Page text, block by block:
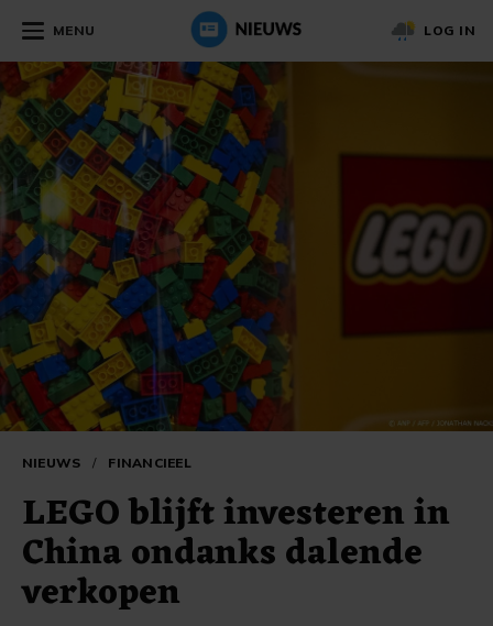
MENU LOG IN
NIEUWS / FINANCIEEL
LEGO blijft investeren in
China ondanks dalende
verkopen